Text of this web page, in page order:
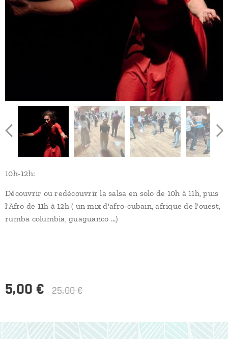
Workshop Centre & Axis
10h-12h:
Découvrir ou redécouvrir la salsa en solo de 10h à 11h, puis
l'Afro de 11h à 12h ( un mix d'afro-cubain, afrique de l'ouest,
rumba columbia, guaguanco ...)
5,00 € 25,00€